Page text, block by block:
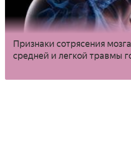
Признаки сотрясения
средней и легкой травмы